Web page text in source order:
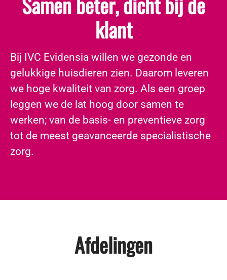
klant
​Bij IVC Evidensia willen we gezonde en
gelukkige huisdieren zien. Daarom leveren
we hoge kwaliteit van zorg. Als een groep
leggen we de lat hoog door samen te
werken; van de basis- en preventieve zorg
tot de meest geavanceerde specialistische
zorg.
Afdelingen
Dierenartsen en specialisten
Management en support